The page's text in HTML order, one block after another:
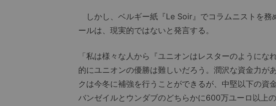
しかし、ベルギー紙『Le Soir』でコラムニストを務
ールは、現実的ではないと発言する。
「私は様々な人から『ユニオンはレスターのように
的にユニオンの優勝は難しいだろう。潤沢な資金力が
クは今冬に補強を行うことができるが、中堅以下の資
バンゼイルとウンダブのどちらかに600万ユーロ以上